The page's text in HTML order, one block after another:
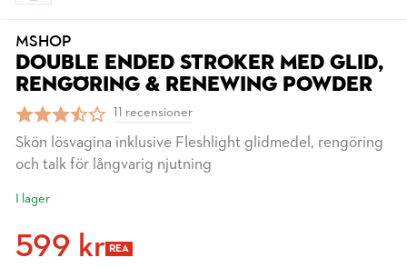
MSHOP
DOUBLE ENDED STROKER MED GLID,
RENGÖRING & RENEWING POWDER
11 recensioner
Skön lösvagina inklusive Fleshlight glidmedel, rengöring
och talk för långvarig njutning
I lager
599 kr REA